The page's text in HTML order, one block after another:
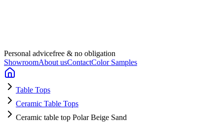
Personal advicefree & no obligation
ShowroomAbout usContactColor Samples
Table Tops
Ceramic Table Tops
Ceramic table top Polar Beige Sand